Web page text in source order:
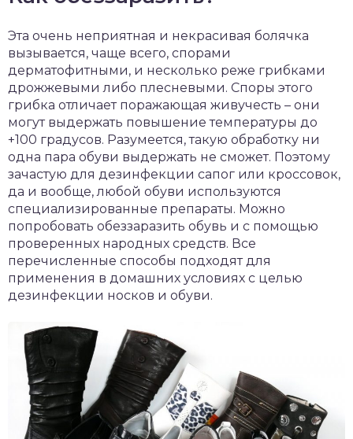
Эта очень неприятная и некрасивая болячка
вызывается, чаще всего, спорами
дерматофитными, и несколько реже грибками
дрожжевыми либо плесневыми. Споры этого
грибка отличает поражающая живучесть – они
могут выдержать повышение температуры до
+100 градусов. Разумеется, такую обработку ни
одна пара обуви выдержать не сможет. Поэтому
зачастую для дезинфекции сапог или кроссовок,
да и вообще, любой обуви используются
специализированные препараты. Можно
попробовать обеззаразить обувь и с помощью
проверенных народных средств. Все
перечисленные способы подходят для
применения в домашних условиях с целью
дезинфекции носков и обуви.